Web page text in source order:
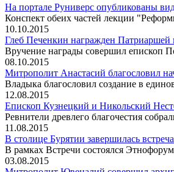
На портале Руниверс опубликованы
Конспект обеих частей лекции
10.10.2015
Глеб Печенкин награжден Патриаршей
Вручение награды совершил епископ
08.10.2015
Митрополит Анастасий благословил
Владыка благословил создание в
12.08.2015
Епископ Кузнецкий и Никольский
Ревнители древлего благочестия
11.08.2015
В столице Бурятии завершилась
В рамках Встречи состоялся
03.08.2015